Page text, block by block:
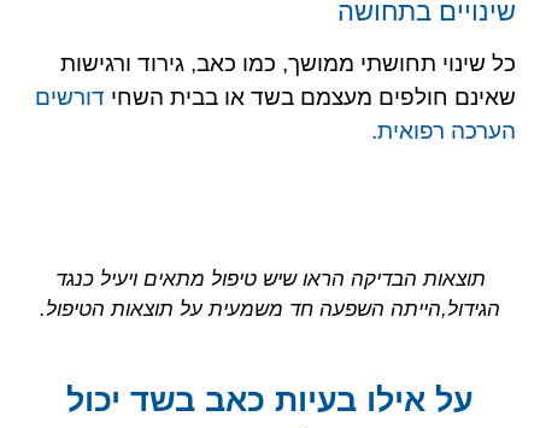
שינויים בתחושה
כל שינוי תחושתי ממושך, כמו כאב, גירוד ורגישות
שאינם חולפים מעצמם בשד או בבית השחי דורשים
הערכה רפואית.
תוצאות הבדיקה הראו שיש טיפול מתאים ויעיל כנגד
הגידול,הייתה השפעה חד משמעית על תוצאות הטיפול.
על אילו בעיות כאב בשד יכול